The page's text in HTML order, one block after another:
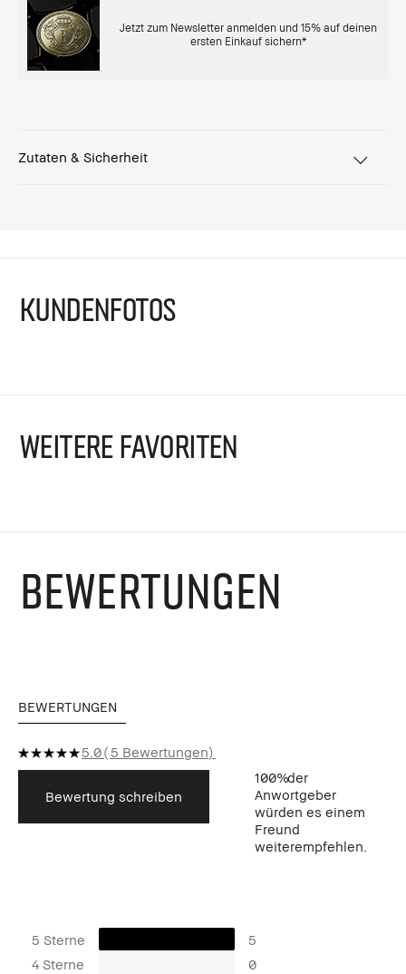
Jetzt zum Newsletter anmelden und 15% auf deinen
ersten Einkauf sichern*
Zutaten & Sicherheit
KUNDENFOTOS
WEITERE FAVORITEN
BEWERTUNGEN
BEWERTUNGEN
5.0 5 Bewertungen
Bewertung schreiben
100%der
Anwortgeber
würden es einem
Freund
weiterempfehlen.
5 Sterne
5
4 Sterne
0